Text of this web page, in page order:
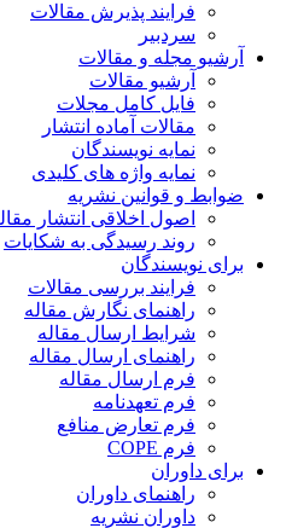
فرایند پذیرش مقالات
سردبیر
آرشیو مجله و مقالات
آرشیو مقالات
فایل کامل مجلات
مقالات آماده انتشار
نمایه نویسندگان
نمایه واژه های کلیدی
ضوابط و قوانین نشریه
اصول اخلاقی انتشار مقاله
روند رسیدگی به شکایات
برای نویسندگان
فرایند بررسی مقالات
راهنمای نگارش مقاله
شرایط ارسال مقاله
راهنمای ارسال مقاله
فرم ارسال مقاله
فرم تعهدنامه
فرم تعارض منافع
فرم COPE
برای داوران
راهنمای داوران
داوران نشریه